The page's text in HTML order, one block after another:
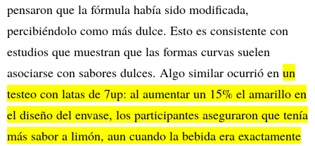
pensaron que la fórmula había sido modificada,
percibiéndolo como más dulce. Esto es consistente con
estudios que muestran que las formas curvas suelen
asociarse con sabores dulces. Algo similar ocurrió en un
testeo con latas de 7up: al aumentar un 15% el amarillo en
el diseño del envase, los participantes aseguraron que tenía
más sabor a limón, aun cuando la bebida era exactamente